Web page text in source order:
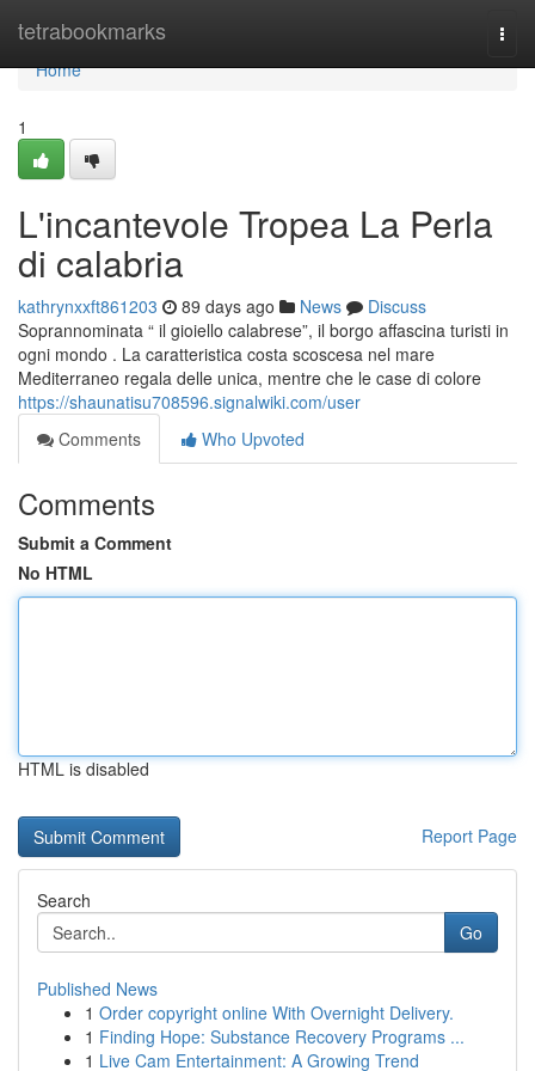
tetrabookmarks
Home
Home
1
L'incantevole Tropea La Perla
di calabria
kathrynxxft861203 89 days ago News
Discuss
Soprannominata “ il gioiello calabrese”, il borgo affascina turisti in
ogni mondo . La caratteristica costa scoscesa nel mare
Mediterraneo regala delle unica, mentre che le case di colore
https://shaunatisu708596.signalwiki.com/user
Comments
Who Upvoted
Comments
Submit a Comment
No HTML
HTML is disabled
Report Page
Search
Go
Published News
1 Order copyright online With Overnight Delivery.
1 Finding Hope: Substance Recovery Programs ...
1 Live Cam Entertainment: A Growing Trend